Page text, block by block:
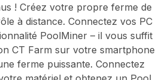
! Créez votre propre ferme de
à distance. Connectez vos PC
PoolMiner– il vous suffit
CT Farm sur votre smartphone
ferme puissante. Connectez